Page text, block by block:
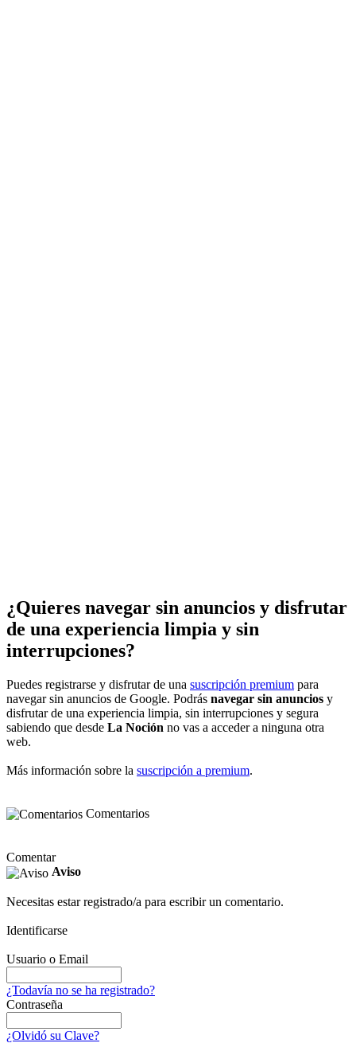
¿Quieres navegar sin anuncios y disfrutar
de una experiencia limpia y sin
interrupciones?
Puedes registrarse y disfrutar de una suscripción premium para
navegar sin anuncios de Google. Podrás navegar sin anuncios y
disfrutar de una experiencia limpia, sin interrupciones y segura
sabiendo que desde La Noción no vas a acceder a ninguna otra
web.
Más información sobre la suscripción a premium.
Comentarios
Comentar
Aviso
Necesitas estar registrado/a para escribir un comentario.
Identificarse
Usuario o Email
¿Todavía no se ha registrado?
Contraseña
¿Olvidó su Clave?